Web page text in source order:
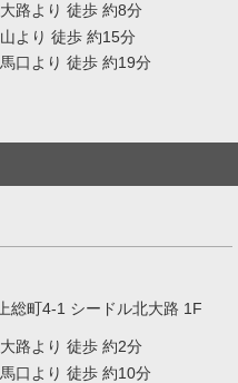
路より 徒歩 約8分
より 徒歩 約15分
口より 徒歩 約19分
総町4-1 シードル北大路 1F
路より 徒歩 約2分
口より 徒歩 約10分